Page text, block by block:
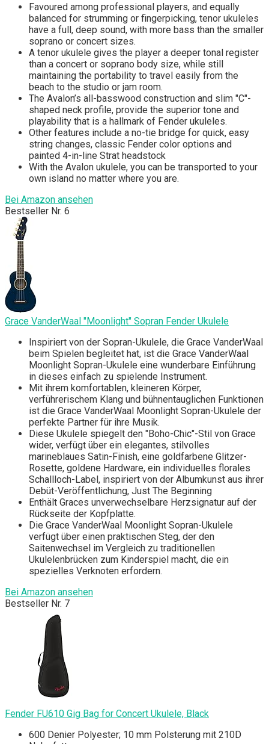
Favoured among professional players, and equally
balanced for strumming or fingerpicking, tenor ukuleles
have a full, deep sound, with more bass than the smaller
soprano or concert sizes.
A tenor ukulele gives the player a deeper tonal register
than a concert or soprano body size, while still
maintaining the portability to travel easily from the
beach to the studio or jam room.
The Avalon’s all-basswood construction and slim "C"-
shaped neck profile, provide the superior tone and
playability that is a hallmark of Fender ukuleles.
Other features include a no-tie bridge for quick, easy
string changes, classic Fender color options and
painted 4-in-line Strat headstock
With the Avalon ukulele, you can be transported to your
own island no matter where you are.
Bei Amazon ansehen
Bestseller Nr. 6
Grace VanderWaal "Moonlight" Sopran Fender Ukulele
Inspiriert von der Sopran-Ukulele, die Grace VanderWaal
beim Spielen begleitet hat, ist die Grace VanderWaal
Moonlight Sopran-Ukulele eine wunderbare Einführung
in dieses einfach zu spielende Instrument.
Mit ihrem komfortablen, kleineren Körper,
verführerischem Klang und bühnentauglichen Funktionen
ist die Grace VanderWaal Moonlight Sopran-Ukulele der
perfekte Partner für ihre Musik.
Diese Ukulele spiegelt den "Boho-Chic"-Stil von Grace
wider, verfügt über ein elegantes, stilvolles
marineblaues Satin-Finish, eine goldfarbene Glitzer-
Rosette, goldene Hardware, ein individuelles florales
Schallloch-Label, inspiriert von der Albumkunst aus ihrer
Debüt-Veröffentlichung, Just The Beginning
Enthält Graces unverwechselbare Herzsignatur auf der
Rückseite der Kopfplatte.
Die Grace VanderWaal Moonlight Sopran-Ukulele
verfügt über einen praktischen Steg, der den
Saitenwechsel im Vergleich zu traditionellen
Ukulelenbrücken zum Kinderspiel macht, die ein
spezielles Verknoten erfordern.
Bei Amazon ansehen
Bestseller Nr. 7
Fender FU610 Gig Bag for Concert Ukulele, Black
600 Denier Polyester; 10 mm Polsterung mit 210D